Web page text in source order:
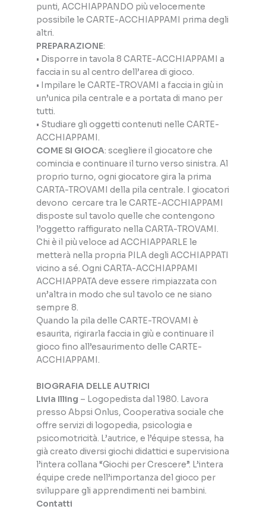
punti, ACCHIAPPANDO più velocemente
possibile le CARTE-ACCHIAPPAMI prima degli
altri.
PREPARAZIONE:
• Disporre in tavola 8 CARTE-ACCHIAPPAMI a
faccia in su al centro dell’area di gioco.
• Impilare le CARTE-TROVAMI a faccia in giù in
un’unica pila centrale e a portata di mano per
tutti.
• Studiare gli oggetti contenuti nelle CARTE-
ACCHIAPPAMI.
COME SI GIOCA: scegliere il giocatore che
comincia e continuare il turno verso sinistra. Al
proprio turno, ogni giocatore gira la prima
CARTA-TROVAMI della pila centrale. I giocatori
devono cercare tra le CARTE-ACCHIAPPAMI
disposte sul tavolo quelle che contengono
l’oggetto raffigurato nella CARTA-TROVAMI.
Chi è il più veloce ad ACCHIAPPARLE le
metterà nella propria PILA degli ACCHIAPPATI
vicino a sé. Ogni CARTA-ACCHIAPPAMI
ACCHIAPPATA deve essere rimpiazzata con
un’altra in modo che sul tavolo ce ne siano
sempre 8.
Quando la pila delle CARTE-TROVAMI è
esaurita, rigirarla faccia in giù e continuare il
gioco fino all’esaurimento delle CARTE-
ACCHIAPPAMI.
BIOGRAFIA DELLE AUTRICI
Livia Illing – Logopedista dal 1980. Lavora
presso Abpsi Onlus, Cooperativa sociale che
offre servizi di logopedia, psicologia e
psicomotricità. L’autrice, e l’équipe stessa, ha
già creato diversi giochi didattici e supervisiona
l’intera collana “Giochi per Crescere”. L’intera
équipe crede nell’importanza del gioco per
sviluppare gli apprendimenti nei bambini.
Contatti